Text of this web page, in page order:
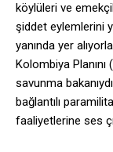
köylüleri ve
şiddet eylemlerini
yanında yer
Kolombiya
savunma
bağlantılı
faaliyetlerine ses